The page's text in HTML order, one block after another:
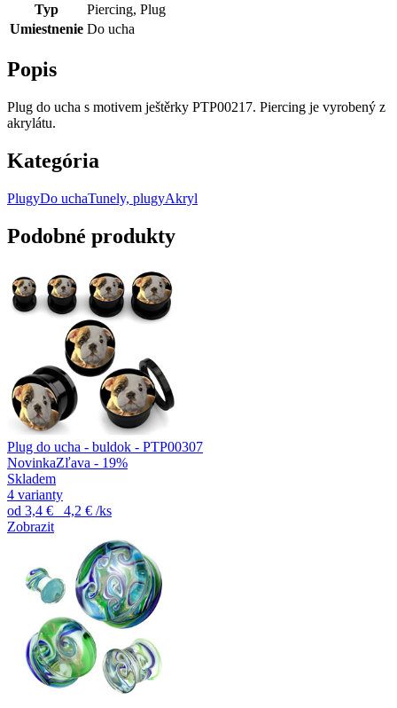
Typ
Piercing, Plug
Umiestnenie Do ucha
Popis
Plug do ucha s motivem ještěrky PTP00217. Piercing je vyrobený z
akrylátu.
Kategória
PlugyDo uchaTunely, plugyAkryl
Podobné produkty
Plug do ucha - buldok - PTP00307
NovinkaZľava - 19%
Skladem
4 varianty
od 3,4 € 4,2 € /ks
Zobrazit